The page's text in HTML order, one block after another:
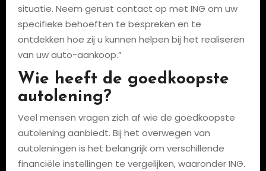
situatie. Neem gerust contact op met ING om uw
specifieke behoeften te bespreken en te
ontdekken hoe zij u kunnen helpen bij het realiseren
van uw auto-aankoop.”
Wie heeft de goedkoopste
autolening?
Veel mensen vragen zich af wie de goedkoopste
autolening aanbiedt. Bij het overwegen van
autoleningen is het belangrijk om verschillende
financiële instellingen te vergelijken, waaronder ING.